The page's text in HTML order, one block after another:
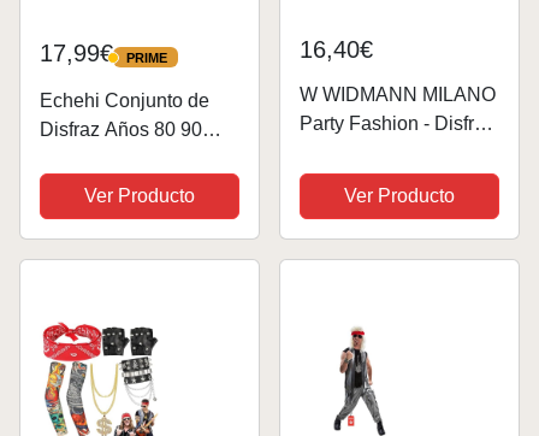
17,99€ PRIME
PRIME
Echehi Conjunto de
Disfraz Años 80 90
Hombres Mujeres
11Pcs Disfraz de Punk
Peluca Mohicana
Mangas de...
Ver Producto
16,40€
W WIDMANN MILANO
Party Fashion - Disfraz
forajido, look cuero,
rockero, disfraces
carnaval
Ver Producto